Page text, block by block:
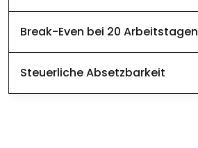
Break-Even bei 20 Arbeitstagen
Steuerliche Absetzbarkeit